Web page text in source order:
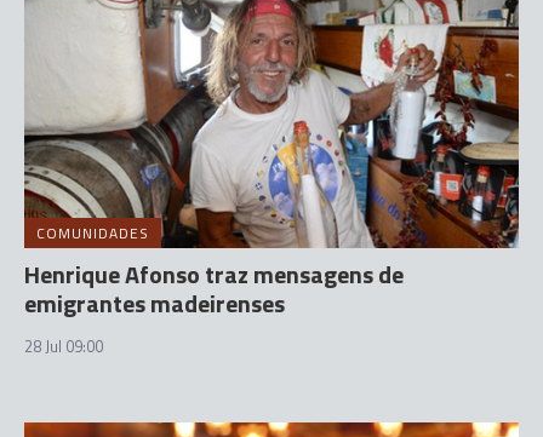
COMUNIDADES
Henrique Afonso traz mensagens de
emigrantes madeirenses
28 Jul 09:00